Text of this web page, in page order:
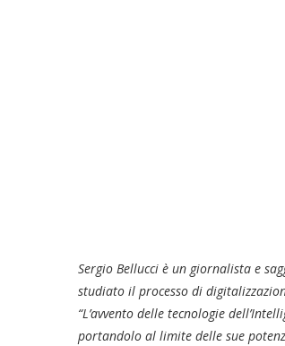
Sergio Bellucci è un giornalista e
studiato il processo di
“L’avvento delle tecnologie
portandolo al limite delle sue